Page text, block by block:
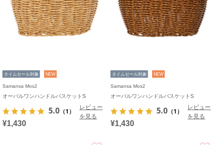
タイムセール対象 NEW
Samansa Mos2
オーバルワンハンドルバスケットS
5.0 （1）
レビュー
を見る
¥1,430
タイムセール対象 NEW
Samansa Mos2
オーバルワンハンドルバスケットS
5.0 （1）
レビュー
を見る
¥1,430